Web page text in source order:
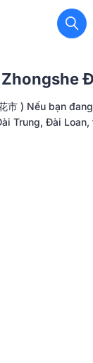
市 ) Nếu bạn
Trung, Đài Loan,